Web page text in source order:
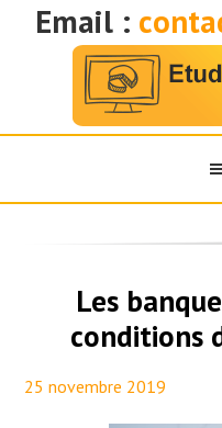
Email :
Les
conditions
25 novembre 2019